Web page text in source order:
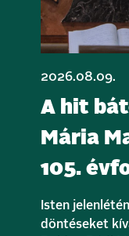
2026.08.09.
A hit
Mária
105.
Isten
döntéseket